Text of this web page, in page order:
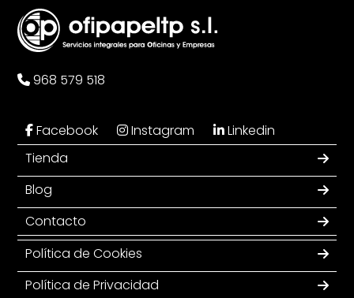
968 579 518
Facebook Instagram
Linkedin
Tienda
Blog
Contacto
Política de Cookies
Política de Privacidad